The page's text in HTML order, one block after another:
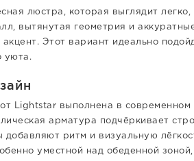
люстра, которая выглядит
вытянутая геометрия и
Этот вариант идеально
уюта.
Lightstar выполнена в
арматура подчёркивает
ритм и визуальную
уместной над обеденной